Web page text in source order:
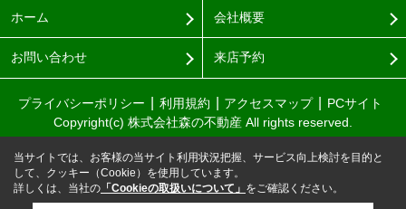
ホーム 会社概要
お問い合わせ 来店予約
プライバシーポリシー 利用規約 アクセスマップ
PCサイト
Copyright(c) 株式会社森の不動産 All rights reserved.
当サイトでは、お客様の当サイト利用状況把握、サービス向上検討を目的と
して、クッキー（Cookie）を使用しています。
詳しくは、当社の 「Cookieの取扱いについて」 をご確認ください。